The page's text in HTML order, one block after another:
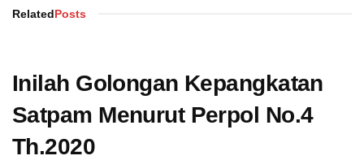
RelatedPosts
Inilah Golongan Kepangkatan
Satpam Menurut Perpol No.4
Th.2020